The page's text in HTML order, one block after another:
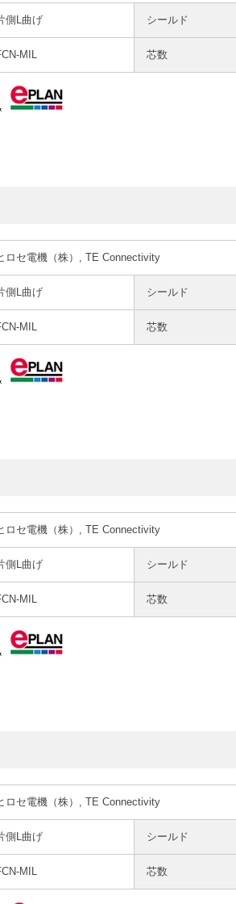
側L曲げ シールド
MIL 芯数
ロセ電機（株）, TE Connectivity
側L曲げ シールド
MIL 芯数
ロセ電機（株）, TE Connectivity
側L曲げ シールド
MIL 芯数
ロセ電機（株）, TE Connectivity
側L曲げ シールド
MIL 芯数